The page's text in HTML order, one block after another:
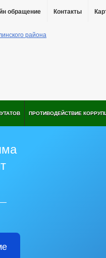
обращение Контакты
ПРОТИВОДЕЙСТВИЕ
—